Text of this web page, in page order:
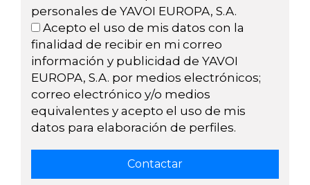
personales de YAVOI EUROPA, S.A.
Acepto el uso de mis datos con la
finalidad de recibir en mi correo
información y publicidad de YAVOI
EUROPA, S.A. por medios electrónicos;
correo electrónico y/o medios
equivalentes y acepto el uso de mis
datos para elaboración de perfiles.